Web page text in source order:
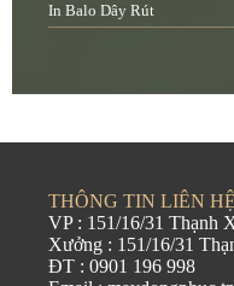
In Balo Dây Rút
THÔNG TIN LIÊN HỆ
VP : 151/16/31 Thạnh
Xưởng : 151/16/31
ĐT : 0901 196 998